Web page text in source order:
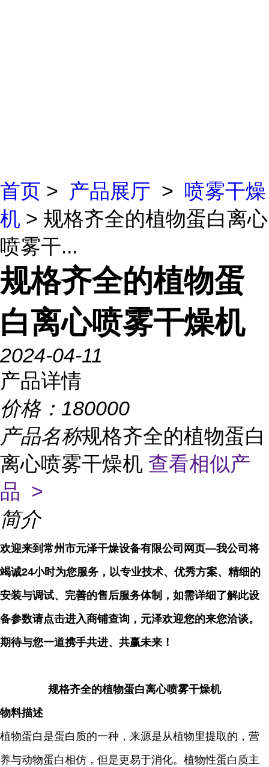
首页 > 产品展厅 > 喷雾干燥
机 > 规格齐全的植物蛋白离心
喷雾干...
规格齐全的植物蛋
白离心喷雾干燥机
2024-04-11
产品详情
价格： 180000
产品名称规格齐全的植物蛋白
离心喷雾干燥机 查看相似产
品 >
简介
欢迎来到常州市元泽干燥设备有限公司网页—我公司将
竭诚24小时为您服务，以专业技术、优秀方案、精细的
安装与调试、完善的售后服务体制，如需详细了解此设
备参数请点击进入商铺查询，元泽欢迎您的来您洽谈。
期待与您一道携手共进、共赢未来！
规格齐全的植物蛋白离心喷雾干燥机
物料描述
植物蛋白是蛋白质的一种，来源是从植物里提取的，营
养与动物蛋白相仿，但是更易于消化。植物性蛋白质主